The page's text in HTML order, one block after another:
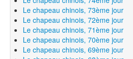
Le chapeau chinois, 73ème jour
Le chapeau chinois, 72ème jour
Le chapeau chinois, 71ème jour
Le chapeau chinois, 70ème jour
Le chapeau chinois, 69ème jour